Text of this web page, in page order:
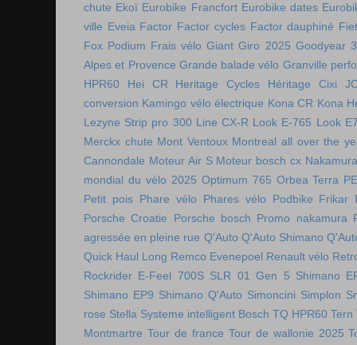
chute Ekoï Eurobike Francfort Eurobike dates
ville Eveia Factor Factor cycles Factor dauphiné
Fox Podium Frais vélo Giant Giro 2025 Goodyear
Alpes et Provence Grande balade vélo Granville
HPR60
Hei CR Heritage Cycles Héritage Cixi
conversion Kamingo vélo électrique Kona CR Kona
Lezyne Strip pro 300 Line CX-R Look E-765 Look
Merckx chute Mont Ventoux Montreal all over the
Cannondale Moteur Air S Moteur bosch cx
mondial du vélo 2025 Optimum 765 Orbea Terra
Petit pois Phare vélo Phares vélo Podbike Frikar
Porsche Croatie
Porsche bosch Promo nakamura
agressée en pleine rue Q'Auto Q'Auto Shimano
Quick Haul Long Remco Evenepoel Renault vélo
Rockrider E-Feel 700S SLR 01 Gen 5 Shimano
Shimano EP9 Shimano Q'Auto Simoncini Simplon
rose Stella Systeme intelligent Bosch TQ HPR60 Tern
Montmartre Tour de france Tour de wallonie 2025